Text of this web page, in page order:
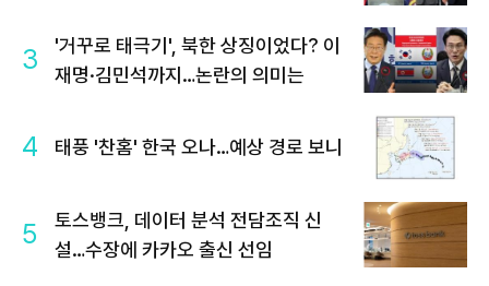
3
'거꾸로 태극기', 북한 상징이었다? 이
재명·김민석까지…논란의 의미는
4 태풍 '찬홈' 한국 오나…예상 경로 보니
5
토스뱅크, 데이터 분석 전담조직 신
설…수장에 카카오 출신 선임